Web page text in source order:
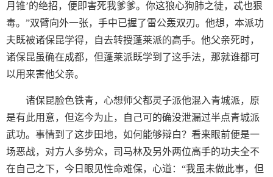
月锥’的绝招，便即害死我爹爹。你这狼心狗肺之徒，忒也狠
毒。”双臂向外一张，手中已握了雷公轰双刃。他想，本派功
夫既被诸保昆学得，自去转授蓬莱派的高手。他父亲死时，
诸保昆虽确在成都，但蓬莱派既学到了这手法，那就谁都可
以用来害他父亲。
诸保昆脸色铁青，心想师父都灵子派他混入青城派，原
是有此用意，但迄今为止，自己可的确没泄漏过半点青城派
武功。事情到了这步田地，如何能够辩白？看来眼前便是一
场恶战，对方人多势众，司马林及另外两位高手的功夫全不
在自己之下，今日眼见性命难保，心道：“我虽未做此事，但